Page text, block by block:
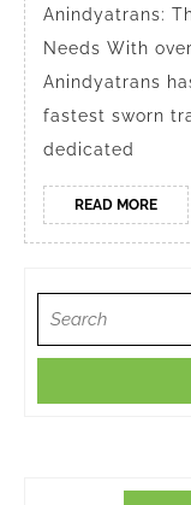
Anindyatrans:
Needs With
Anindyatrans
fastest sworn
dedicated
READ MOREREAD
MORE
for: